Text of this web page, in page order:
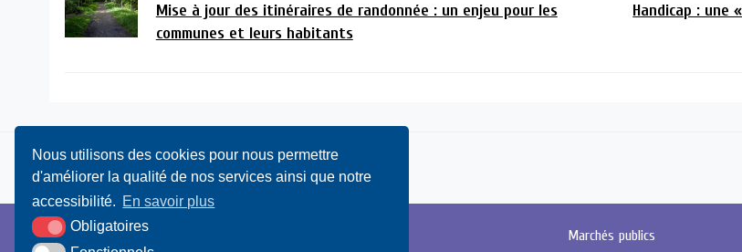
Nous utilisons des cookies pour nous permettre
d'améliorer la qualité de nos services ainsi que notre
accessibilité. En savoir plus
Obligatoires
Mise à jour des itinéraires de randonnée : un enjeu pour les
communes et leurs habitants
Handicap : une
Marchés publics